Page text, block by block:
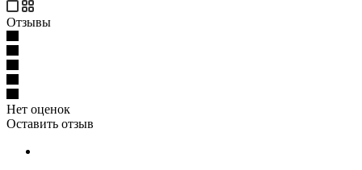
Отзывы
Нет оценок
Оставить отзыв